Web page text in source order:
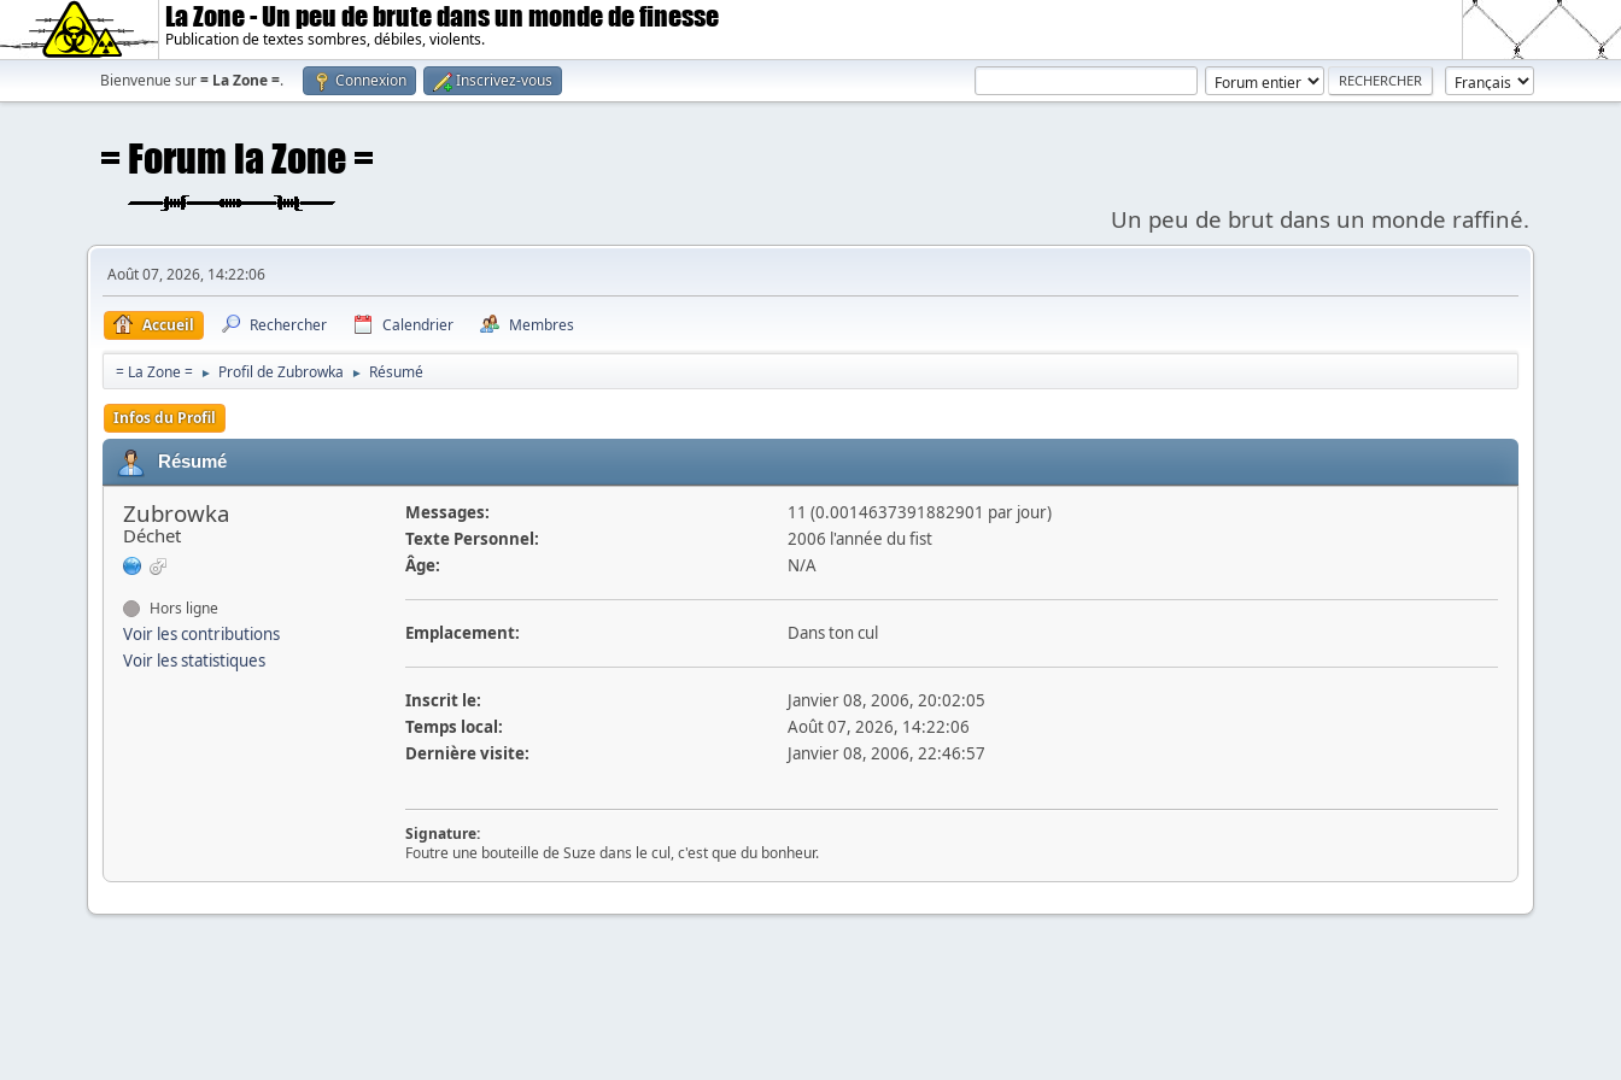
La Zone - Un peu de brute dans un monde de finesse
Publication de textes sombres, débiles, violents.
Bienvenue sur= La Zone =. Connexion Inscrivez-vous
Un peu de brut dans un monde raffiné.
Août 07, 2026, 14:22:06
Accueil Rechercher Calendrier Membres
= La Zone = ► Profil de Zubrowka ► Résumé
Infos du Profil
Résumé
Zubrowka
Déchet
Hors ligne
Voir les contributions
Voir les statistiques
Messages:
11 (0.0014637391882901 par jour)
Texte Personnel:
2006 l'année du fist
Âge:
N/A
Emplacement: Dans ton cul
Inscrit le:
Janvier 08, 2006, 20:02:05
Temps local:
Août 07, 2026, 14:22:06
Dernière visite:
Janvier 08, 2006, 22:46:57
Signature:
Foutre une bouteille de Suze dans le cul, c'est que du bonheur.